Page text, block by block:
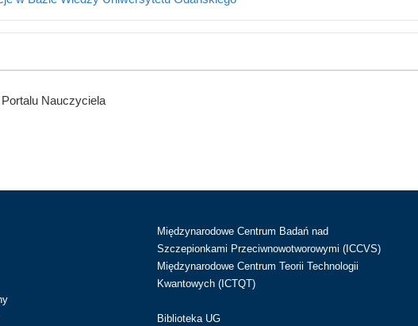
Nauczyciela
Międzynarodowe Centrum Badań nad
Szczepionkami Przeciwnowotworowymi (ICCVS)
Międzynarodowe Centrum Teorii Technologii
Kwantowych (ICTQT)
Biblioteka UG